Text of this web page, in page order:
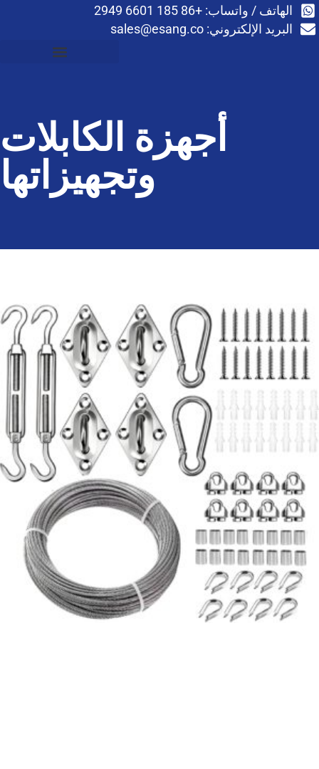
sales@esang.co
الكابلات
وتجهيزاتها